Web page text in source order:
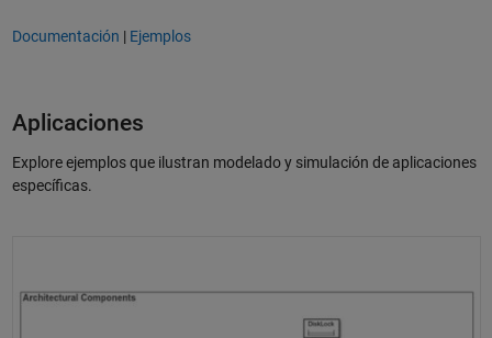
Documentación | Ejemplos
Aplicaciones
Explore ejemplos que ilustran modelado y simulación de aplicaciones
específicas.